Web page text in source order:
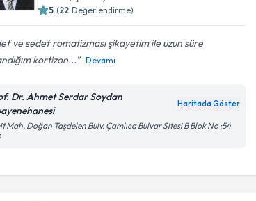
5 (22 Değerlendirme)
ve sedef romatizması şikayetim ile uzun süre
kortizon...
Devamı
Dr. Ahmet Serdar Soydan
Haritada Göster
Mah. Doğan Taşdelen Bulv. Çamlıca Bulvar Sitesi B Blok No :54